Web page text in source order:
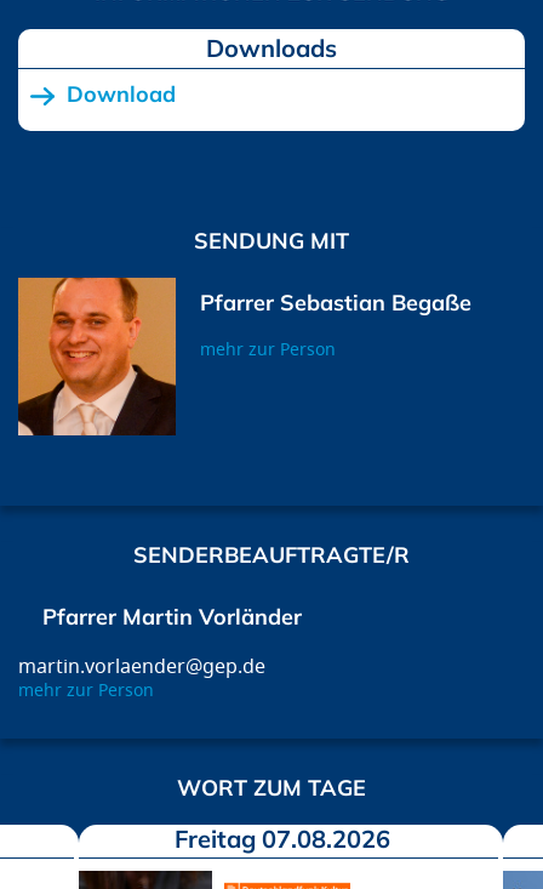
Downloads
Download
SENDUNG MIT
Pfarrer Sebastian Begaße
mehr zur Person
SENDERBEAUFTRAGTE/R
Pfarrer Martin Vorländer
martin.vorlaender@gep.de
mehr zur Person
WORT ZUM TAGE
Freitag 07.08.2026